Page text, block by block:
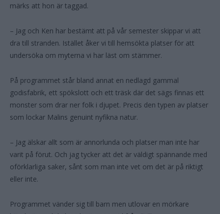
märks att hon är taggad.
– Jag och Ken har bestämt att på vår semester skippar vi att
dra till stranden. Istället åker vi till hemsökta platser för att
undersöka om myterna vi har läst om stämmer.
På programmet står bland annat en nedlagd gammal
godisfabrik, ett spökslott och ett träsk där det sägs finnas ett
monster som drar ner folk i djupet. Precis den typen av platser
som lockar Malins genuint nyfikna natur.
– Jag älskar allt som är annorlunda och platser man inte har
varit på förut. Och jag tycker att det är väldigt spännande med
oförklarliga saker, sånt som man inte vet om det är på riktigt
eller inte.
Programmet vänder sig till barn men utlovar en mörkare